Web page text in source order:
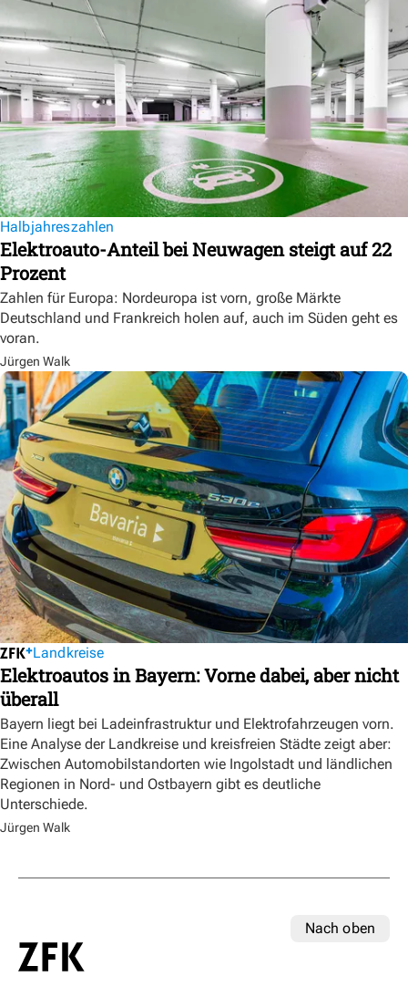
Halbjahreszahlen
Elektroauto-Anteil bei Neuwagen steigt auf 22
Prozent
Zahlen für Europa: Nordeuropa ist vorn, große Märkte
Deutschland und Frankreich holen auf, auch im Süden geht es
voran.
Jürgen Walk
Landkreise
Elektroautos in Bayern: Vorne dabei, aber nicht
überall
Bayern liegt bei Ladeinfrastruktur und Elektrofahrzeugen vorn.
Eine Analyse der Landkreise und kreisfreien Städte zeigt aber:
Zwischen Automobilstandorten wie Ingolstadt und ländlichen
Regionen in Nord- und Ostbayern gibt es deutliche
Unterschiede.
Jürgen Walk
Nach oben